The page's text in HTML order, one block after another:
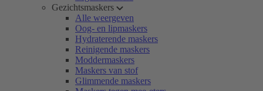
Gezichtsmaskers
Alle weergeven
Oog- en lipmaskers
Hydraterende maskers
Reinigende maskers
Moddermaskers
Maskers van stof
Glimmende maskers